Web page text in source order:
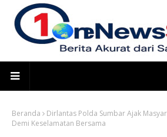
Beranda
Dirlantas Polda Sumbar Ajak
Demi Keselamatan Bersama